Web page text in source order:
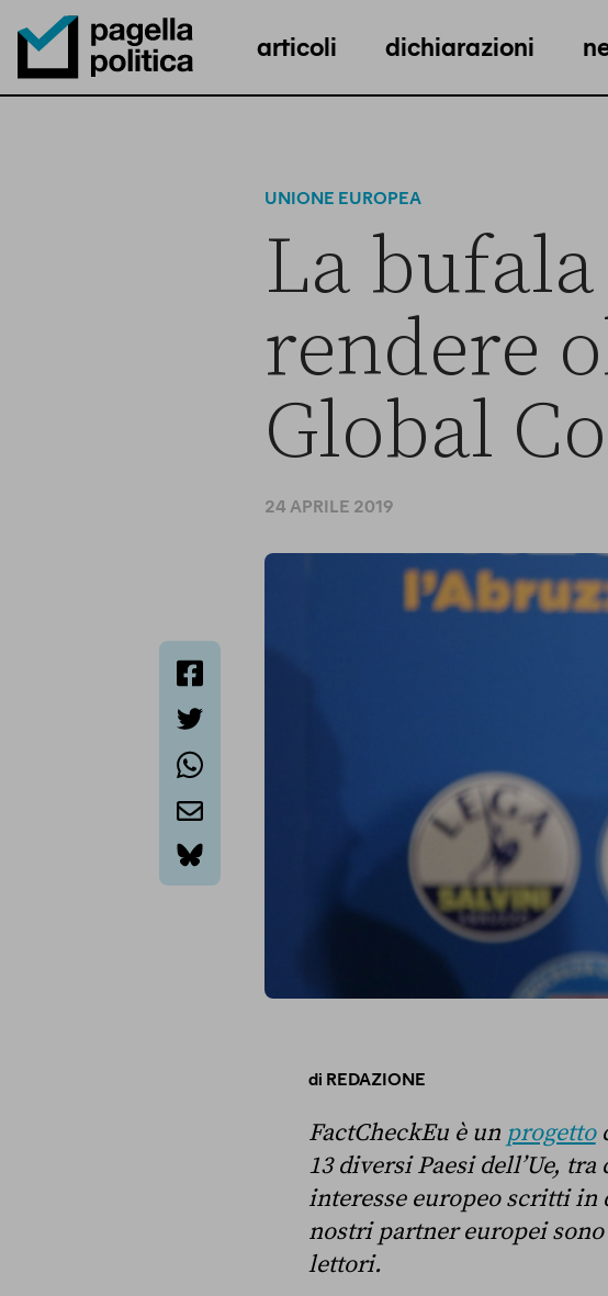
Pagella Politica Logo
articoli dichiarazioni
UNIONE EUROPEA
La bufala
rendere
Global
24 APRILE 2019
bluesky
di REDAZIONE
FactCheckEu è un progetto
13 diversi Paesi dell’Ue,
interesse europeo scritti
nostri partner europei
lettori.